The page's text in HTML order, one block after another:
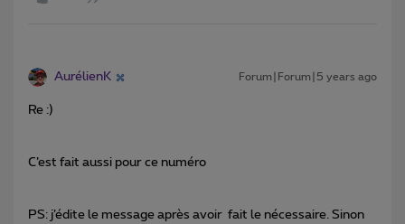
AurélienK Forum|Forum|5 years ago
Re :)
C’est fait aussi pour ce numéro
PS: j’édite le message après avoir fait le nécessaire. Sinon